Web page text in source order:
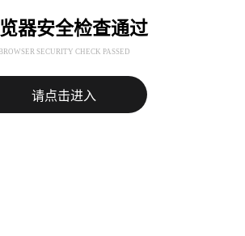
器安全检查通过
SECURITY CHECK PASSED
请点击进入